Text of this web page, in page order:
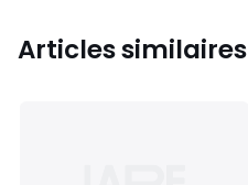
Articles similaires